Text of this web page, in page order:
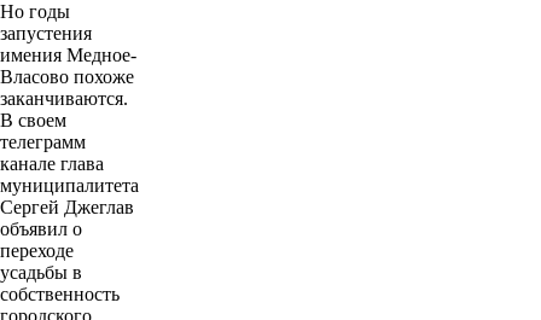
Но годы
запустения
имения Медное-
Власово похоже
заканчиваются.
В своем
телеграмм
канале глава
муниципалитета
Сергей Джеглав
объявил о
переходе
усадьбы в
собственность